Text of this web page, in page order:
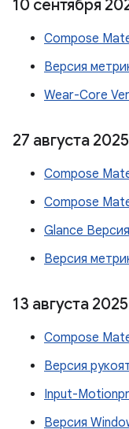
10 сентября
Compose
Версия
Wear-Core
27 августа
Compose
Compose
Glance
Версия
13 августа 2025
Compose
Версия
Input-
Версия